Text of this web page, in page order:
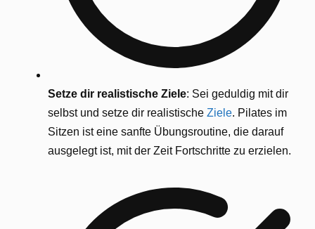
Setze dir realistische Ziele: Sei geduldig mit dir
selbst und setze dir realistische Ziele. Pilates im
Sitzen ist eine sanfte Übungsroutine, die darauf
ausgelegt ist, mit der Zeit Fortschritte zu erzielen.